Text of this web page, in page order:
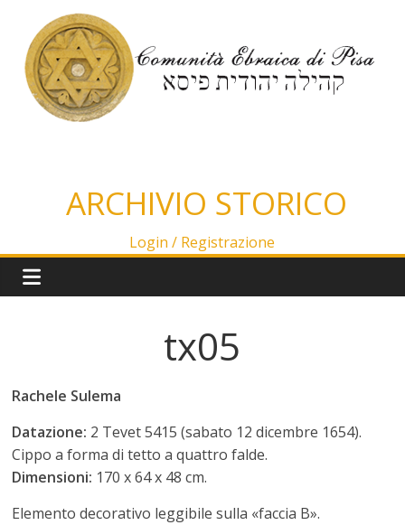
contenuto
ARCHIVIO STORICO
Login / Registrazione
tx05
Rachele Sulema
Datazione: 2 Tevet 5415 (sabato 12 dicembre 1654).
Cippo a forma di tetto a quattro falde.
Dimensioni: 170 x 64 x 48 cm.
Elemento decorativo leggibile sulla «faccia B».